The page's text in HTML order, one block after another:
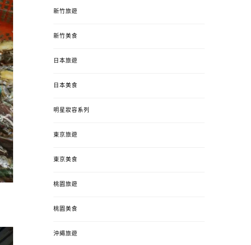
新竹旅遊
新竹美食
日本旅遊
日本美食
明星妝容系列
東京旅遊
東京美食
桃園旅遊
桃園美食
沖繩旅遊